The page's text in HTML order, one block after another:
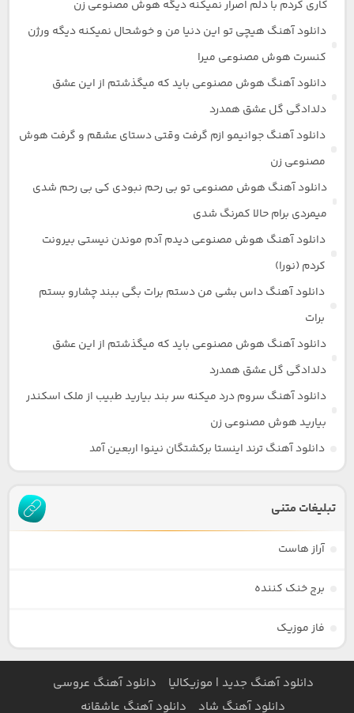
کاری کردم با دلم اصرار نمیکنه دیگه هوش مصنوعی زن
دانلود آهنگ هیچی تو این دنیا من و خوشحال نمیکنه دیگه ورژن
کنسرت هوش مصنوعی میرا
دانلود آهنگ هوش مصنوعی باید که میگذشتم از این عشق
دلدادگی گل عشق همدرد
دانلود آهنگ جوانیمو ازم گرفت وقتی دستای عشقم و گرفت هوش
مصنوعی زن
دانلود آهنگ هوش مصنوعی تو بی رحم نبودی کی بی رحم شدی
میمردی برام حالا کمرنگ شدی
دانلود آهنگ هوش مصنوعی دیدم آدم موندن نیستی بیرونت
کردم (نورا)
دانلود آهنگ داس بشی من دستم برات بگی ببند چشارو بستم
برات
دانلود آهنگ هوش مصنوعی باید که میگذشتم از این عشق
دلدادگی گل عشق همدرد
دانلود آهنگ سروم درد میکنه سر بند بیارید طبیب از ملک اسکندر
بیارید هوش مصنوعی زن
دانلود آهنگ ترند اینستا برکشتگان نینوا اربعین آمد
تبلیغات متنی
آراز هاست
برج خنک کننده
فاز موزیک
دانلود آهنگ جدید | موزیکالیا
دانلود آهنگ عروسی
دانلود آهنگ شاد
دانلود آهنگ عاشقانه